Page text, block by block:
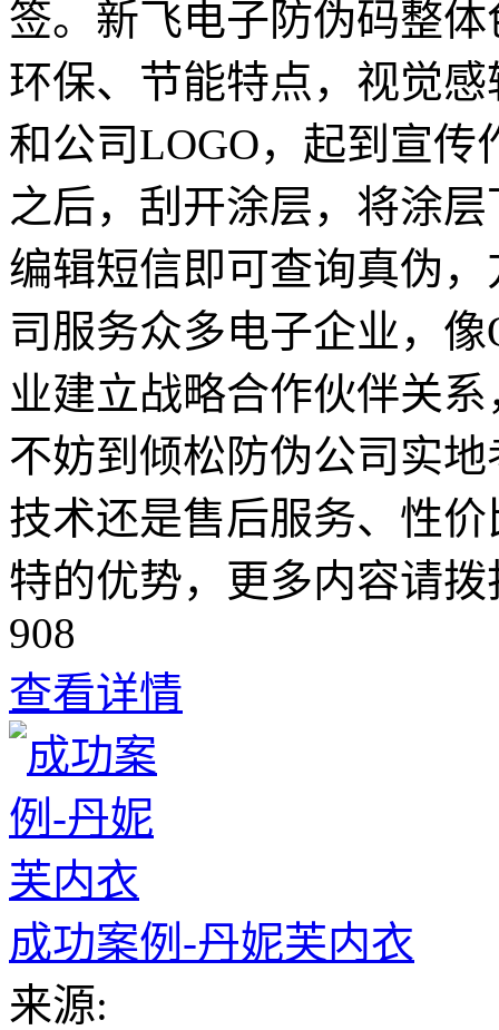
签。新飞电子防伪码整
环保、节能特点，视觉
和公司LOGO，起到宣
之后，刮开涂层，将涂
编辑短信即可查询真伪
司服务众多电子企业，
业建立战略合作伙伴关
不妨到倾松防伪公司实
技术还是售后服务、性
特的优势，更多内容请
908
查看详情
成功案例-丹妮芙内衣
来源: